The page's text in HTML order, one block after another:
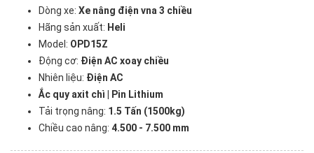
Dòng xe: Xe nâng điện vna 3 chiều
Hãng sản xuất: Heli
Model: OPD15Z
Động cơ: Điện AC xoay chiều
Nhiên liệu: Điện AC
Ắc quy axit chì | Pin Lithium
Tải trọng nâng: 1 .5 Tấn (1500kg)
Chiều cao nâng: 4.500 - 7.500 mm